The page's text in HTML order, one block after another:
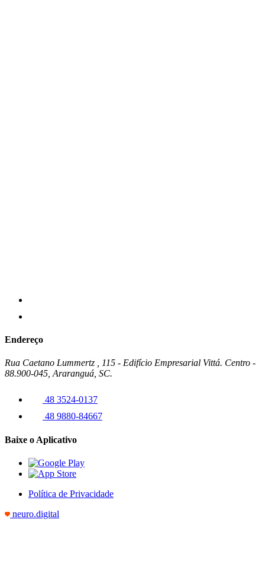
Endereço
Rua Caetano Lummertz , 115 - Edifício Empresarial Vittá. Centro -
88.900-045, Araranguá, SC.
48 3524-0137
48 9880-84667
Baixe o Aplicativo
Política de Privacidade
neuro.digital